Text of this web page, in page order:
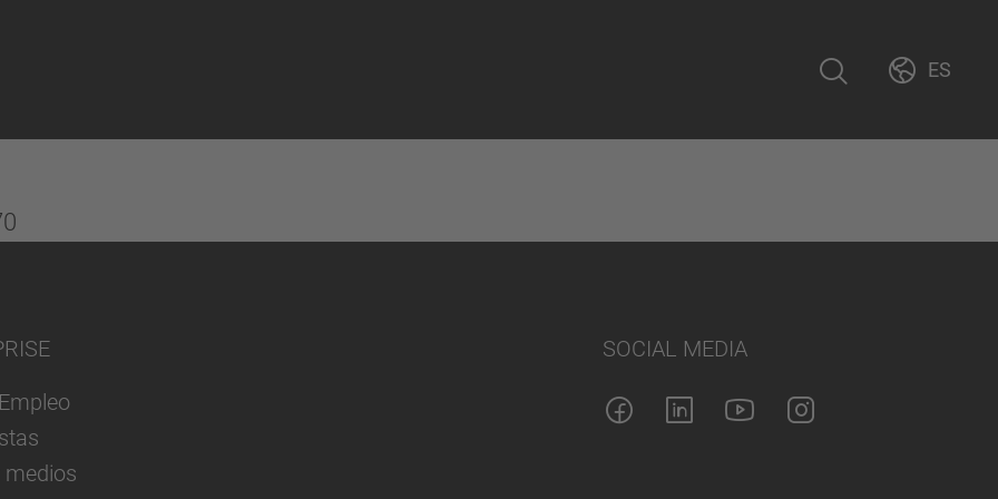
ES
medios
SOCIAL MEDIA